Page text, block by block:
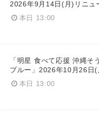
2026年9月14日(月)リニュ
本日 13:00
「明星 食べて応援 沖縄そ
プルー」2026年10月26日(
本日 13:00